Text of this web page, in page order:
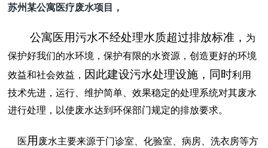
苏州某公寓医疗废水项目，
公寓医用污水不经处理水质超过排放标准， 为
保护好我们的水环境，保护有限的水资源，创造更好的环境
效益和社会效益， 因此建设污水处理设施，同时利用
技术先进，运行、维护简单、效果稳定的处理系统对其废水
进行处理，以使废水达到环保部门规定的排放要求。
医用 废水主要来源于门诊室、化验室、病房、洗衣房等方